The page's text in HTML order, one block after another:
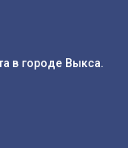
в городе Выкса.